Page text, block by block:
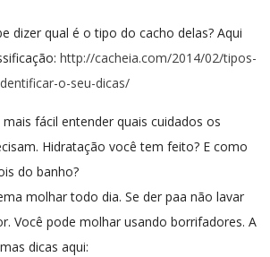
dizer qual é o tipo do cacho delas? Aqui
http://cacheia.com/2014/02/tipos-
o-seu-dicas/
fácil entender quais cuidados os
Hidratação você tem feito? E como
do banho?
molhar todo dia. Se der paa não lavar
Você pode molhar usando borrifadores. A
dicas aqui: